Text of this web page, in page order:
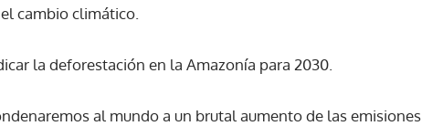
cambio climático.
la deforestación en la Amazonía para 2030.
al mundo a un brutal aumento de las emisiones